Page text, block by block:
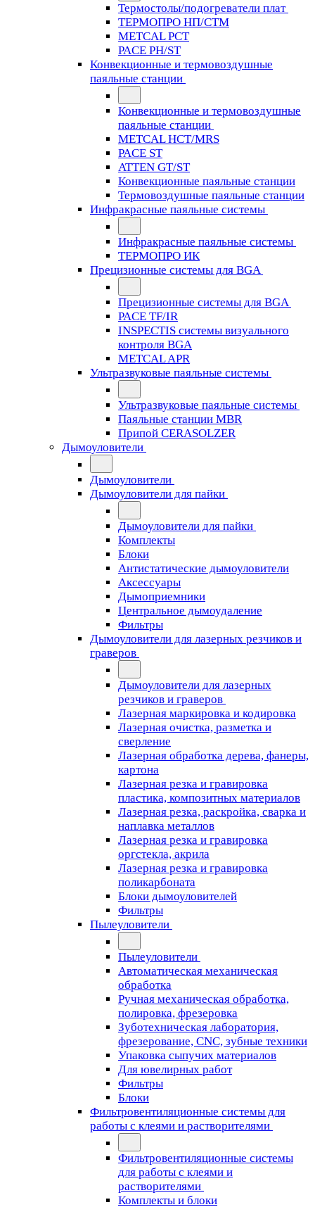
Термостолы/подогреватели плат
ТЕРМОПРО НП/СТМ
METCAL PCT
PACE PH/ST
Конвекционные и термовоздушные
паяльные станции
Конвекционные и термовоздушные
паяльные станции
METCAL HCT/MRS
PACE ST
ATTEN GT/ST
Конвекционные паяльные станции
Термовоздушные паяльные станции
Инфракрасные паяльные системы
Инфракрасные паяльные системы
ТЕРМОПРО ИК
Прецизионные системы для BGA
Прецизионные системы для BGA
PACE TF/IR
INSPECTIS системы визуального
контроля BGA
METCAL APR
Ультразвуковые паяльные системы
Ультразвуковые паяльные системы
Паяльные станции MBR
Припой CERASOLZER
Дымоуловители
Дымоуловители
Дымоуловители для пайки
Дымоуловители для пайки
Комплекты
Блоки
Антистатические дымоуловители
Аксессуары
Дымоприемники
Центральное дымоудаление
Фильтры
Дымоуловители для лазерных резчиков и
граверов
Дымоуловители для лазерных
резчиков и граверов
Лазерная маркировка и кодировка
Лазерная очистка, разметка и
сверление
Лазерная обработка дерева, фанеры,
картона
Лазерная резка и гравировка
пластика, композитных материалов
Лазерная резка, раскройка, сварка и
наплавка металлов
Лазерная резка и гравировка
оргстекла, акрила
Лазерная резка и гравировка
поликарбоната
Блоки дымоуловителей
Фильтры
Пылеуловители
Пылеуловители
Автоматическая механическая
обработка
Ручная механическая обработка,
полировка, фрезеровка
Зуботехническая лаборатория,
фрезерование, CNC, зубные техники
Упаковка сыпучих материалов
Для ювелирных работ
Фильтры
Блоки
Фильтровентиляционные системы для
работы с клеями и растворителями
Фильтровентиляционные системы
для работы с клеями и
растворителями
Комплекты и блоки